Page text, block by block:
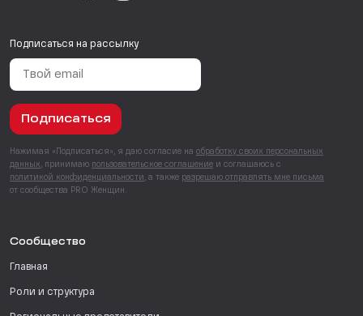
Подписаться на рассылку
Подписаться
Нажимая «Подписаться», я даю согласие на обработку своих персональных
данных , принимаю пользовательское соглашение и соглашаюсь с
политикой конфиденциальности , а также разрешаю отправлять мне письма
от сообщества PRO Женщин.
Сообщество
Главная
Роли и структура